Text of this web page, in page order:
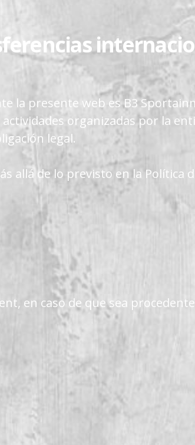
la presente web es B3
organizadas por la
legal.
allá de lo previsto en la Política
en caso de que sea